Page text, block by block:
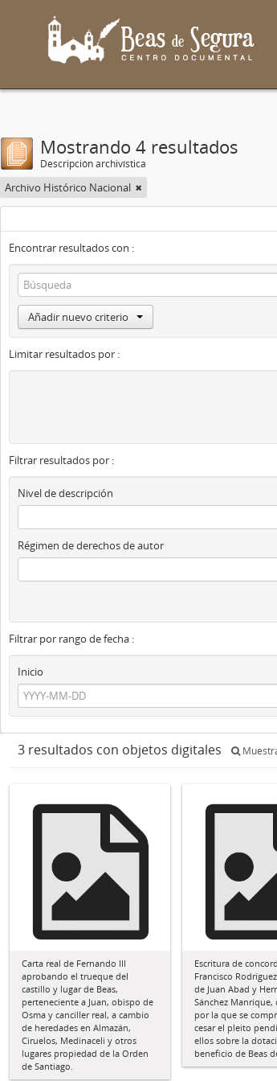
Mostrando 4 resultados
Descripción archivística
Archivo Histórico Nacional
Encontrar resultados con :
Añadir nuevo criterio
Limitar resultados por :
Filtrar resultados por :
Nivel de descripción
Régimen de derechos de autor
Filtrar por rango de fecha :
Inicio
3 resultados con objetos digitales
Carta real de Fernando III
aprobando el trueque del
castillo y lugar de Beas,
perteneciente a Juan, obispo de
Osma y canciller real, a cambio
de heredades en Almazán,
Ciruelos, Medinaceli y otros
lugares propiedad de la Orden
de Santiago.
Escritura de
Francisco
de Juan Abad y
Sánchez Manrique,
por la que se
cesar el pleito
ellos sobre la
beneficio de Beas